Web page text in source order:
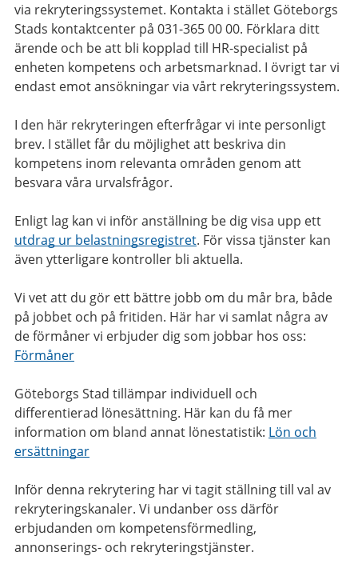
via rekryteringssystemet. Kontakta i stället Göteborgs
Stads kontaktcenter på 031-365 00 00. Förklara ditt
ärende och be att bli kopplad till HR-specialist på
enheten kompetens och arbetsmarknad. I övrigt tar vi
endast emot ansökningar via vårt rekryteringssystem.
I den här rekryteringen efterfrågar vi inte personligt
brev. I stället får du möjlighet att beskriva din
kompetens inom relevanta områden genom att
besvara våra urvalsfrågor.
Enligt lag kan vi inför anställning be dig visa upp ett
utdrag ur belastningsregistret. För vissa tjänster kan
även ytterligare kontroller bli aktuella.
Vi vet att du gör ett bättre jobb om du mår bra, både
på jobbet och på fritiden. Här har vi samlat några av
de förmåner vi erbjuder dig som jobbar hos oss:
Förmåner
Göteborgs Stad tillämpar individuell och
differentierad lönesättning. Här kan du få mer
information om bland annat lönestatistik: Lön och
ersättningar
Inför denna rekrytering har vi tagit ställning till val av
rekryteringskanaler. Vi undanber oss därför
erbjudanden om kompetensförmedling,
annonserings- och rekryteringstjänster.